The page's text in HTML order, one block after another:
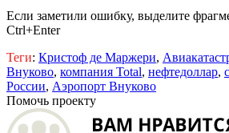
Если заметили ошибку, выделите
Ctrl+Enter
Теги: Кристоф де Маржери,
Внуково, компания Total, нефтедоллар,
России, Аэропорт Внуково
Помочь проекту